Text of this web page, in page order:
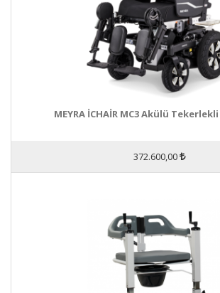
MEYRA İCHAİR MC3 Akülü
372.600,00